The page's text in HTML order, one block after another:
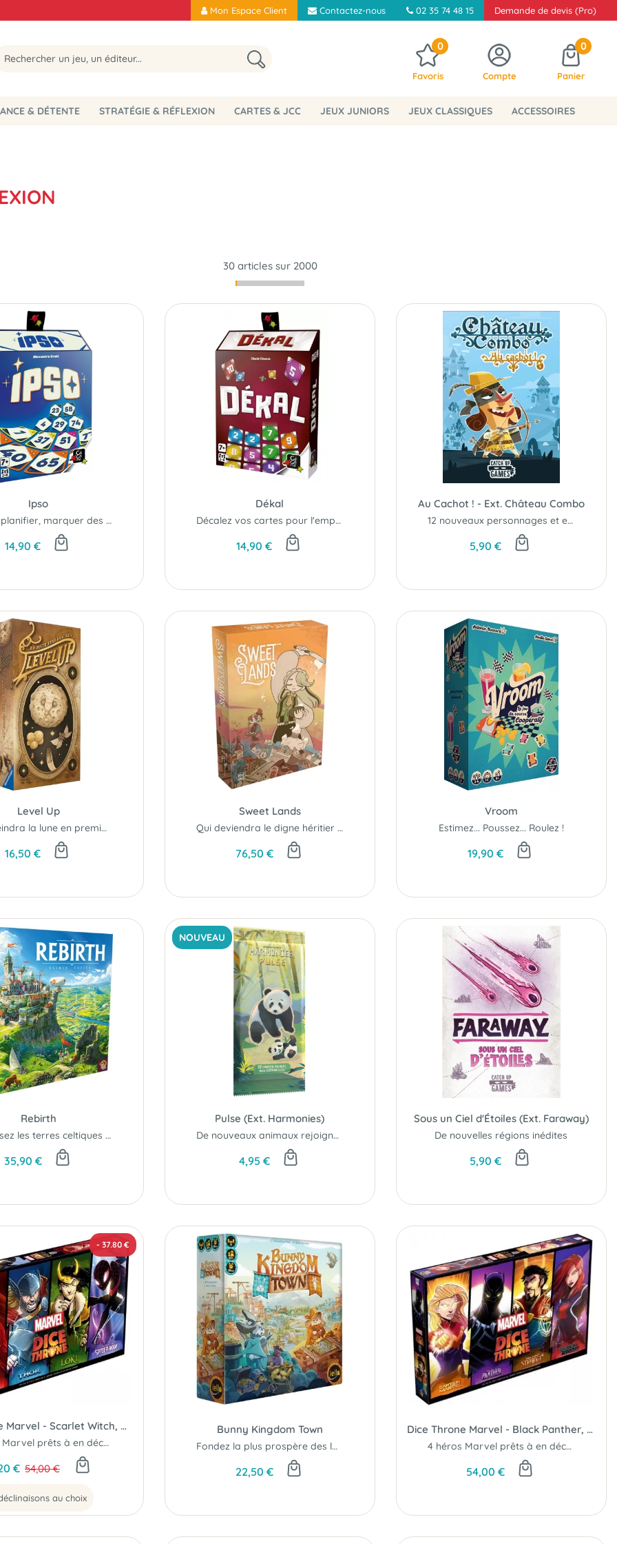
Mon Espace Client Contactez-nous 02 35 74 48 15 Demande de devis (Pro)
0
Favoris Compte
0
Panier
& DÉTENTE STRATÉGIE & RÉFLEXION CARTES & JCC JEUX JUNIORS JEUX CLASSIQUES ACCESSOIRES
30 articles sur 2000
Ipso
Choisir, planifier, marquer des points... optimiser !
14,90 €
Dékal
Décalez vos cartes pour l'emporter...
14,90 €
Au Cachot ! - Ext. Château Combo
12 nouveaux personnages et effets cadenas !
5,90 €
Level Up
Qui atteindra la lune en premier ?
16,50 €
Sweet Lands
Qui deviendra le digne héritier du roi Sirop Sucré ?
76,50 €
Vroom
Estimez... Poussez... Roulez !
19,90 €
Rebirth
Rebâtissez les terres celtiques en harmonie avec la nature...
35,90 €
NOUVEAU
Pulse (Ext. Harmonies)
De nouveaux animaux rejoignent la partie...
4,95 €
Sous un Ciel d'Étoiles (Ext. Faraway)
De nouvelles régions inédites
5,90 €
- 37.80 €
Dice Throne Marvel - Scarlet Witch, Thor, Loki, Spider-Man
4 héros Marvel prêts à en découdre !
€ 54,00 €
au choix
Bunny Kingdom Town
Fondez la plus prospère des lapinopoles !
22,50 €
Dice Throne Marvel - Black Panther, Captain Marvel, Black Widow, Dr Strange
4 héros Marvel prêts à en découdre !
54,00 €